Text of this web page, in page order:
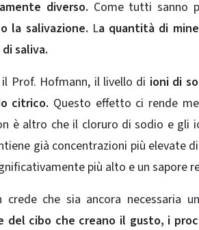
diverso. Come tutti sanno
la salivazione. La quantità di
saliva.
Prof. Hofmann, il livello di ioni di
citrico. Questo effetto ci rende
è altro che il cloruro di sodio e gli
già concentrazioni più elevate
più alto e un sapore
crede che sia ancora necessaria
del cibo che creano il gusto, i